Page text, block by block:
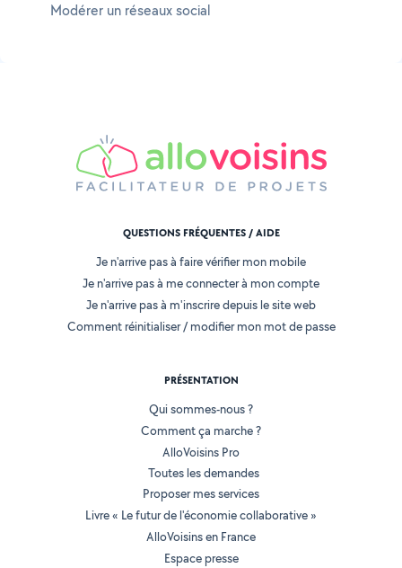
Modérer un réseaux social
QUESTIONS FRÉQUENTES / AIDE
Je n'arrive pas à faire vérifier mon mobile
Je n'arrive pas à me connecter à mon compte
Je n'arrive pas à m'inscrire depuis le site web
Comment réinitialiser / modifier mon mot de passe
PRÉSENTATION
Qui sommes-nous ?
Comment ça marche ?
AlloVoisins Pro
Toutes les demandes
Proposer mes services
Livre « Le futur de l'économie collaborative »
AlloVoisins en France
Espace presse